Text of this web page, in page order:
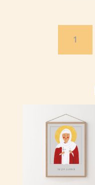
Święta
Weronika